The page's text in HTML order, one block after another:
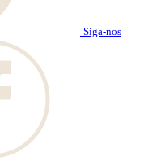
Siga-nos